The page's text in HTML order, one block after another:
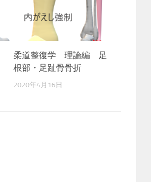
柔道整復学 理論編 足
根部・足趾骨骨折
2020年4月16日